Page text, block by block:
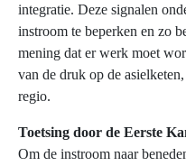
integratie. Deze signalen
instroom te beperken en zo
mening dat er werk moet
van de druk op de
regio.
Toetsing door de Eerste
Om de instroom naar